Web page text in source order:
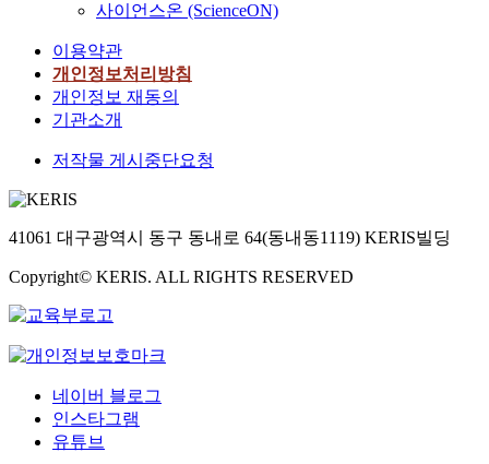
사이언스온 (ScienceON)
이용약관
개인정보처리방침
개인정보 재동의
기관소개
저작물 게시중단요청
41061 대구광역시 동구 동내로 64(동내동1119) KERIS빌딩
Copyright© KERIS. ALL RIGHTS RESERVED
네이버 블로그
인스타그램
유튜브